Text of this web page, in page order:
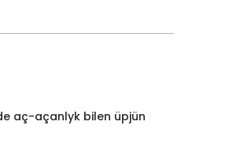
aç-açanlyk bilen üpjün